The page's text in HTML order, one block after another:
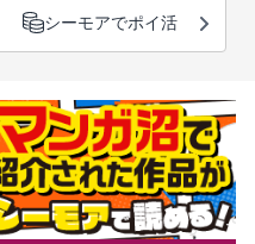
シーモアでポイ活